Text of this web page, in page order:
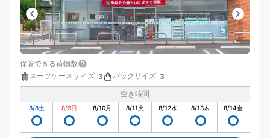
保管できる荷物数
スーツケースサイズ :3 バッグサイズ :3
空き時間
8/8土 8/9日 8/10月 8/11火 8/12水 8/13木 8/14金